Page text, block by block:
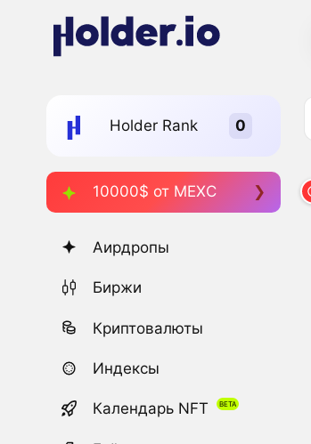
Holder Rank
10000$ от MEXC
Аирдропы
Биржи
Криптовалюты
Индексы
Календарь NFT
WOLF 1517 WOLF 3566 WOLF